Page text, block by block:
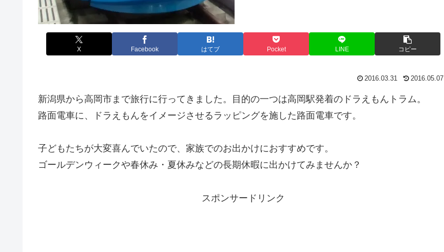
X Facebook はてブ Pocket LINE コピー
2016.03.31 2016.05.07
新潟県から高岡市まで旅行に行ってきました。目的の一つは高岡駅発着のドラえもんトラム。
路面電車に、ドラえもんをイメージさせるラッピングを施した路面電車です。
子どもたちが大変喜んでいたので、家族でのお出かけにおすすめです。
ゴールデンウィークや春休み・夏休みなどの長期休暇に出かけてみませんか？
スポンサードリンク